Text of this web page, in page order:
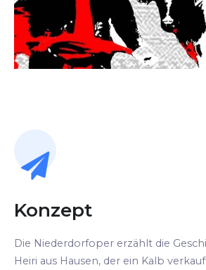
Konzept
Die Niederdorfoper erzählt die
Heiri aus Hausen, der ein Kalb